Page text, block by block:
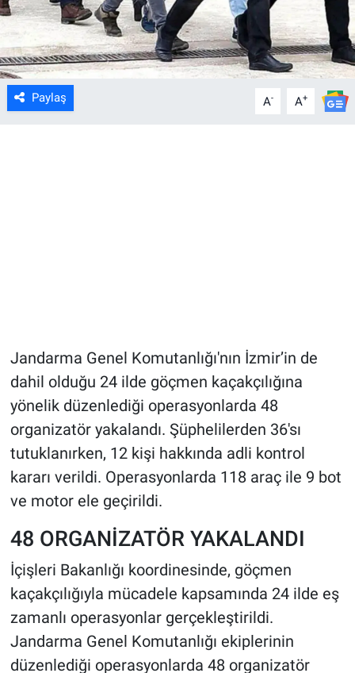
Paylaş A- A+
Jandarma Genel Komutanlığı'nın İzmir’in de
dahil olduğu 24 ilde göçmen kaçakçılığına
yönelik düzenlediği operasyonlarda 48
organizatör yakalandı. Şüphelilerden 36'sı
tutuklanırken, 12 kişi hakkında adli kontrol
kararı verildi. Operasyonlarda 118 araç ile 9 bot
ve motor ele geçirildi.
48 ORGANİZATÖR YAKALANDI
İçişleri Bakanlığı koordinesinde, göçmen
kaçakçılığıyla mücadele kapsamında 24 ilde eş
zamanlı operasyonlar gerçekleştirildi.
Jandarma Genel Komutanlığı ekiplerinin
düzenlediği operasyonlarda 48 organizatör